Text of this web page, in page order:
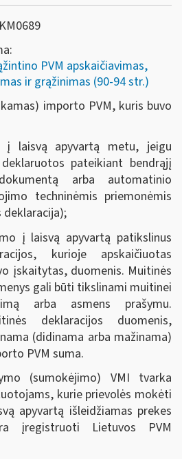
PVM apskaičiavimas,
ir grąžinimas (90-94 str.)
importo PVM, kuris buvo
į laisvą apyvartą metu, jeigu
pateikiant bendrąjį
arba automatinio
techninėmis priemonėmis
į laisvą apyvartą patikslinus
kurioje apskaičiuotas
įskaitytas, duomenis. Muitinės
gali būti tikslinami muitinei
arba asmens prašymu.
deklaracijos duomenis,
(didinama arba mažinama)
PVM suma.
(sumokėjimo) VMI tvarka
kurie prievolės mokėti
apyvartą išleidžiamas prekes
įregistruoti Lietuvos PVM